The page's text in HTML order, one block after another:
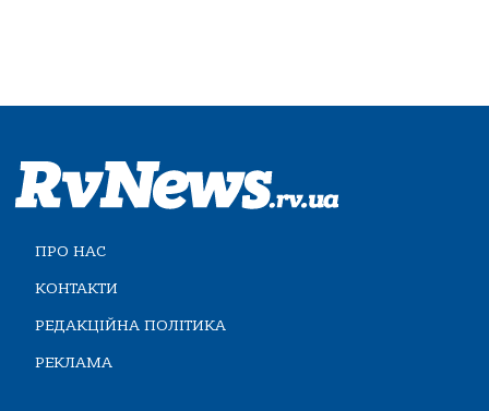
ПРО НАС
КОНТАКТИ
РЕДАКЦІЙНА ПОЛІТИКА
РЕКЛАМА